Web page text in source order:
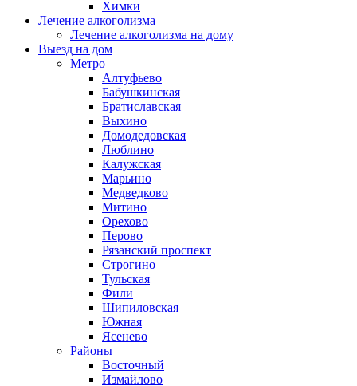
Химки
Лечение алкоголизма
Лечение алкоголизма на дому
Выезд на дом
Метро
Алтуфьево
Бабушкинская
Братиславская
Выхино
Домодедовская
Люблино
Калужская
Марьино
Медведково
Митино
Орехово
Перово
Рязанский проспект
Строгино
Тульская
Фили
Шипиловская
Южная
Ясенево
Районы
Восточный
Измайлово